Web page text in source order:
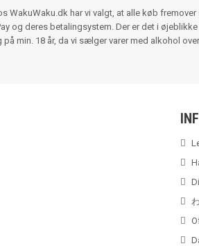
WakuWaku.dk har vi valgt, at alle køb
og deres betalingsystem. Der er det i
på min. 18 år, da vi sælger varer med alkohol over